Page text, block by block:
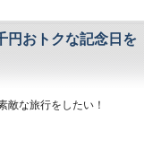
円おトクな記念日を
敵な旅行をしたい！
ている、人気のプランで